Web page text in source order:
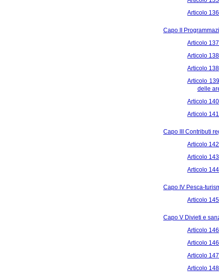
Articolo
Capo II
Articolo
Articolo
Articolo
Articolo
delle
Articolo
Articolo
Capo III Contributi
Articolo
Articolo
Articolo
Capo IV Pesca-
Articolo
Capo V Divieti e
Articolo
Articolo
Articolo
Articolo